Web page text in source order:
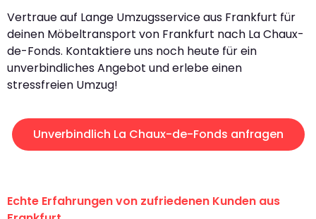
Vertraue auf Lange Umzugsservice aus Frankfurt für
deinen Möbeltransport von Frankfurt nach La Chaux-
de-Fonds. Kontaktiere uns noch heute für ein
unverbindliches Angebot und erlebe einen
stressfreien Umzug!
Unverbindlich La Chaux-de-Fonds anfragen
Echte Erfahrungen von zufriedenen Kunden aus